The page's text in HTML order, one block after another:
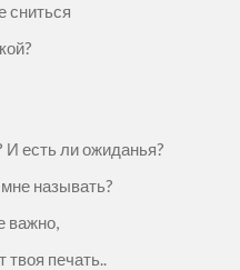
сниться
И есть ли ожиданья?
называть?
важно,
твоя печать..